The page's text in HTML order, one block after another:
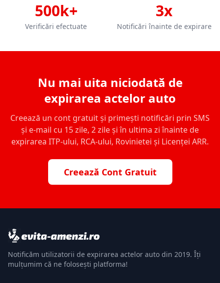
500k+
Verificări efectuate
3x
Notificări înainte de expirare
Nu mai uita niciodată de
expirarea actelor auto
Creează un cont gratuit și primești notificări prin SMS
și e-mail cu 15 zile, 2 zile și în ultima zi înainte de
expirarea ITP-ului, RCA-ului, Rovinietei și Licenței ARR.
Creează Cont Gratuit
Notificăm utilizatorii de expirarea actelor auto din 2019. Îți
mulțumim că ne folosești platforma!